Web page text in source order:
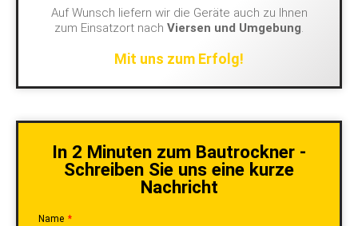
Auf Wunsch liefern wir die Geräte auch zu Ihnen
zum Einsatzort nach Viersen und Umgebung.
Mit uns zum Erfolg!
In 2 Minuten zum Bautrockner -
Schreiben Sie uns eine kurze
Nachricht
Name